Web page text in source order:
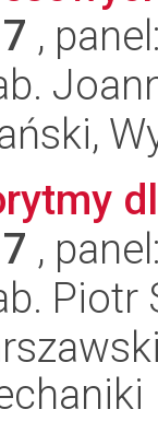
,
,
Piotr